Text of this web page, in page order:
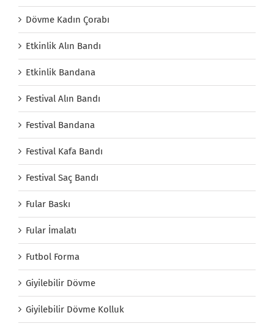
Dövme Kadın Çorabı
Etkinlik Alın Bandı
Etkinlik Bandana
Festival Alın Bandı
Festival Bandana
Festival Kafa Bandı
Festival Saç Bandı
Fular Baskı
Fular İmalatı
Futbol Forma
Giyilebilir Dövme
Giyilebilir Dövme Kolluk